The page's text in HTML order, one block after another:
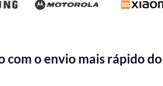
com o envio mais rápido